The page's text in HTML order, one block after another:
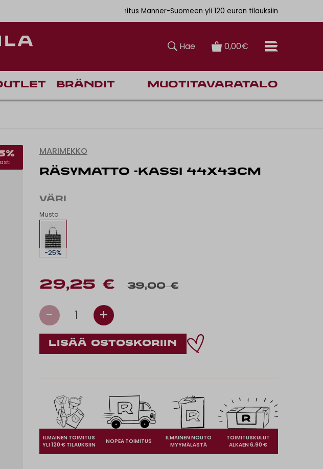
Ilmainen toimitus Manner-Suomeen yli 120 euron tilauksiin
Hae 0,00€
Brändit Muotitavaratalo
MARIMEKKO
RÄSYMATTO -KASSI 44x43CM
VÄRI
Musta
-25%
29,25 € 39,00 €
- 1 +
ILMAINEN TOIMITUS
YLI 120 € TILAUKSIIN
NOPEA TOIMITUS
ILMAINEN NOUTO
MYYMÄLÄSTÄ
TOIMITUSKULUT
ALKAEN 6,90 €